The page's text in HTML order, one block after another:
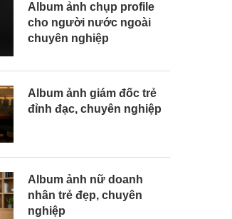
Album ảnh chụp profile
cho người nước ngoài
chuyên nghiệp
Album ảnh giám đốc trẻ
đỉnh đạc, chuyên nghiệp
Album ảnh nữ doanh
nhân trẻ đẹp, chuyên
nghiệp